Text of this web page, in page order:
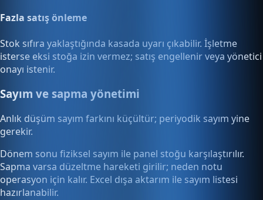
Fazla satış önleme
Stok sıfıra yaklaştığında kasada uyarı çıkabilir. İşletme
isterse eksi stoğa izin vermez; satış engellenir veya yönetici
onayı istenir.
Sayım ve sapma yönetimi
Anlık düşüm sayım farkını küçültür; periyodik sayım yine
gerekir.
Dönem sonu fiziksel sayım ile panel stoğu karşılaştırılır.
Sapma varsa düzeltme hareketi girilir; neden notu
operasyon için kalır. Excel dışa aktarım ile sayım listesi
hazırlanabilir.